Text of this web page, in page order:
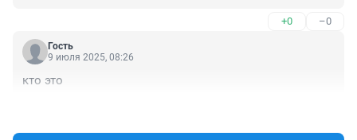
+0 –0
Гость
9 июля 2025, 08:26
кто это